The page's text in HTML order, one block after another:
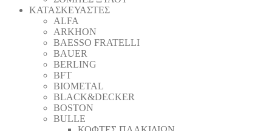
ΚΑΤΑΣΚΕΥΑΣΤΕΣ
ALFA
ARKHON
BAESSO FRATELLI
BAUER
BERLING
BFT
BIOMETAL
BLACK&DECKER
BOSTON
BULLE